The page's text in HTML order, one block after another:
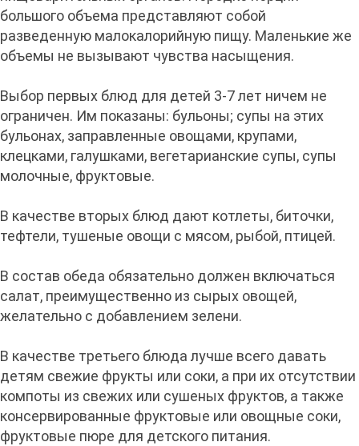
большого объема представляют собой
разведенную малокалорийную пищу. Маленькие же
объемы не вызывают чувства насыщения.
Выбор первых блюд для детей 3-7 лет ничем не
ограничен. Им показаны: бульоны; супы на этих
бульонах, заправленные овощами, крупами,
клецками, галушками, вегетарианские супы, супы
молочные, фруктовые.
В качестве вторых блюд дают котлеты, биточки,
тефтели, тушеные овощи с мясом, рыбой, птицей.
В состав обеда обязательно должен включаться
салат, преимущественно из сырых овощей,
желательно с добавлением зелени.
В качестве третьего блюда лучше всего давать
детям свежие фрукты или соки, а при их отсутствии
компоты из свежих или сушеных фруктов, а также
консервированные фруктовые или овощные соки,
фруктовые пюре для детского питания.